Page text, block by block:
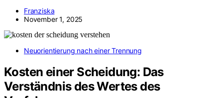
Franziska
November 1, 2025
Neuorientierung nach einer Trennung
Kosten einer Scheidung: Das
Verständnis des Wertes des